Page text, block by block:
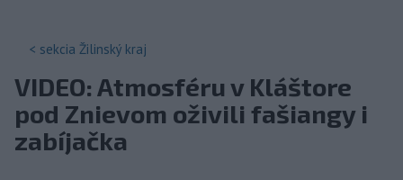
< sekcia Žilinský kraj
VIDEO: Atmosféru v Kláštore
pod Znievom oživili fašiangy i
zabíjačka